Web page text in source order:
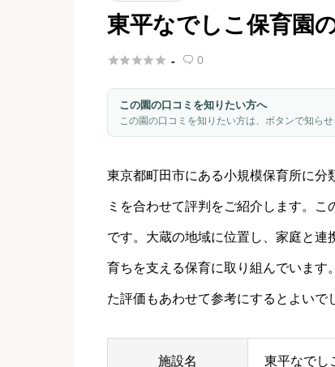
東平なでしこ保育園
 -  0
この園の口コミを知りたい方へ
この園の口コミを知りたい方は、ボタンで知ら
東京都町田市にある小規模保育所に分
ミを合わせて評判をご紹介します。
です。大蔵の地域に位置し、家庭と
育ちを支える保育に取り組んでいます
た評価もあわせて参考にするとよいで
施設名 東平なでし